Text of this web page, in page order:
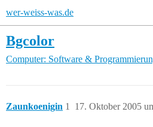
wer-weiss-was.de
Bgcolor
Computer: Software &
Zaunkoenigin 17. Oktober 2005
1